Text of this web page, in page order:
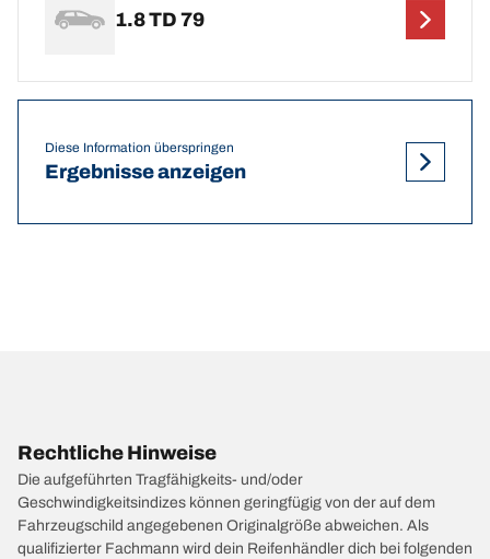
1.8 TD 79
Diese Information überspringen
Ergebnisse anzeigen
Rechtliche Hinweise
Die aufgeführten Tragfähigkeits- und/oder
Geschwindigkeitsindizes können geringfügig von der auf dem
Fahrzeugschild angegebenen Originalgröße abweichen. Als
qualifizierter Fachmann wird dein Reifenhändler dich bei folgenden